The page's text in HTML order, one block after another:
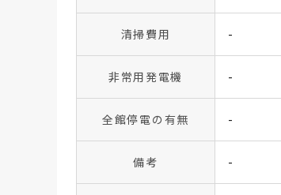
清掃費用 -
非常用発電機 -
全館停電の有無 -
備考 -